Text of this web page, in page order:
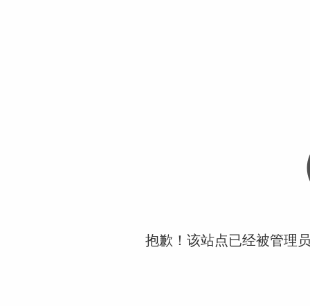
抱歉！该站点已经被管理